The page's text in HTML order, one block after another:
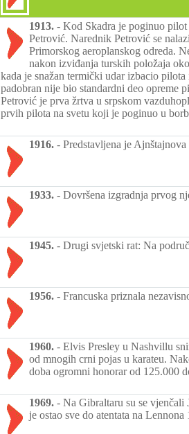
1913. - Kod Skadra je poginuo
Petrović. Narednik Petrović se
Primorskog aeroplanskog odreda.
nakon izviđanja turskih položaja
kada je snažan termički udar izbacio
padobran nije bio standardni deo opreme
Petrović je prva žrtva u srpskom
prvih pilota na svetu koji je poginuo u
1916. - Predstavljena je
1933. - Dovršena izgradnja prvog
1945. - Drugi svjetski rat: Na
1956. - Francuska priznala
1960. - Elvis Presley u Nashvillu
od mnogih crni pojas u karateu.
doba ogromni honorar od 125.000
1969. - Na Gibraltaru su se
je ostao sve do atentata na Lennona